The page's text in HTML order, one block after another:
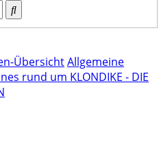
Suche
ÜbersichtAllgemeine
rund um KLONDIKE - DIE